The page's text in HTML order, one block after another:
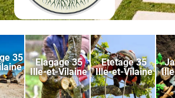
35
Elagage 35
Ille-et-Vilaine
Etetage 35
Ille-et-Vilaine